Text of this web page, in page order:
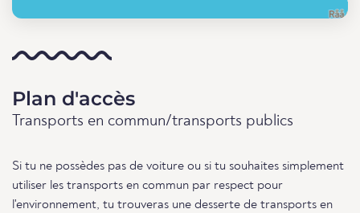
Plan d'accès
Transports en commun/transports publics
Si tu ne possèdes pas de voiture ou si tu souhaites simplement
utiliser les transports en commun par respect pour
l'environnement, tu trouveras une desserte de transports en